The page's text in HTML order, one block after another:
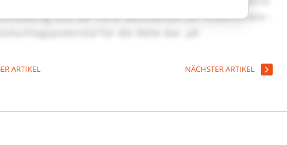
ARTIKEL NÄCHSTER ARTIKEL